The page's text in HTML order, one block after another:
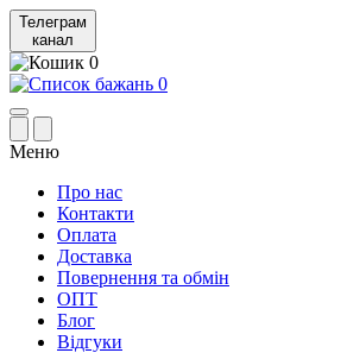
Телеграм
канал
0
0
Меню
Про нас
Контакти
Оплата
Доставка
Повернення та обмін
ОПТ
Блог
Відгуки